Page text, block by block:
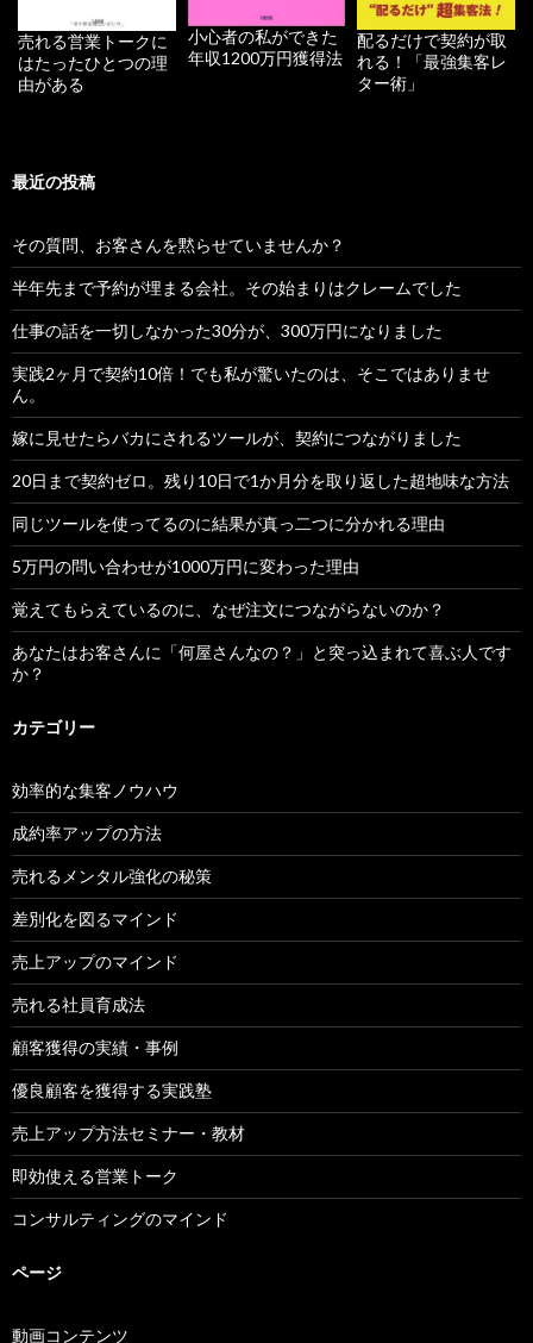
売れる営業トークに
はたったひとつの理
由がある
小心者の私ができた
年収1200万円獲得法
配るだけで契約が取
れる！「最強集客レ
ター術」
最近の投稿
その質問、お客さんを黙らせていませんか？
半年先まで予約が埋まる会社。その始まりはクレームでした
仕事の話を一切しなかった30分が、300万円になりました
実践2ヶ月で契約10倍！でも私が驚いたのは、そこではありませ
ん。
嫁に見せたらバカにされるツールが、契約につながりました
20日まで契約ゼロ。残り10日で1か月分を取り返した超地味な方法
同じツールを使ってるのに結果が真っ二つに分かれる理由
5万円の問い合わせが1000万円に変わった理由
覚えてもらえているのに、なぜ注文につながらないのか？
あなたはお客さんに「何屋さんなの？」と突っ込まれて喜ぶ人です
か？
カテゴリー
効率的な集客ノウハウ
成約率アップの方法
売れるメンタル強化の秘策
差別化を図るマインド
売上アップのマインド
売れる社員育成法
顧客獲得の実績・事例
優良顧客を獲得する実践塾
売上アップ方法セミナー・教材
即効使える営業トーク
コンサルティングのマインド
ページ
動画コンテンツ